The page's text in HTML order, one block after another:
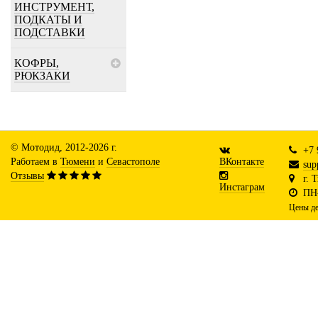
ИНСТРУМЕНТ,
ПОДКАТЫ И
ПОДСТАВКИ
КОФРЫ,
РЮКЗАКИ
© Мотодид, 2012-2026 г.
Работаем в Тюмени и Севастополе
Отзывы
ВКонтакте
Инстаграм
+7
г.
Цены